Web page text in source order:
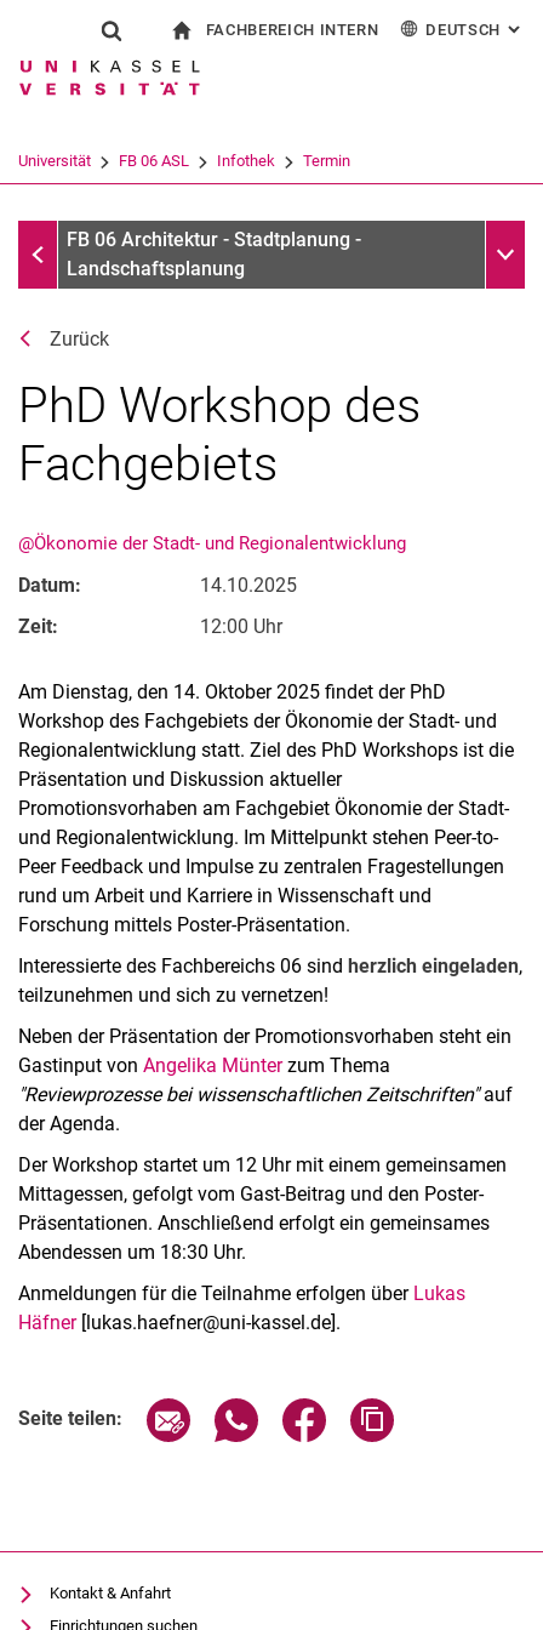
Springe direkt zu: Inhalt
Springe direkt zu: Suche
Springe direkt zu:
Suchformular
Suchbegriff
Suchen (öffnet externen Link in einem
FACHBEREICH INTERN DEUTSCH :
Universität FB 06 ASL Infothek Termin
InfothekFB 06 Architektur - Stadtplanung -
Landschaftsplanung
Kontakte
Newsletter
Stellenausschreibungen
Publikationen
Presse- und Öffentlichkeitsarbeit
Webredaktion
Webseite R:ein
Zurück
PhD Workshop des
Fachgebiets
@Ökonomie der Stadt- und Regionalentwicklung
Datum:
14.10.2025
Zeit:
12:00 Uhr
Am Dienstag, den 14. Oktober 2025 findet der PhD
Workshop des Fachgebiets der Ökonomie der Stadt- und
Regionalentwicklung statt. Ziel des PhD Workshops ist die
Präsentation und Diskussion aktueller
Promotionsvorhaben am Fachgebiet Ökonomie der Stadt-
und Regionalentwicklung. Im Mittelpunkt stehen Peer-to-
Peer Feedback und Impulse zu zentralen Fragestellungen
rund um Arbeit und Karriere in Wissenschaft und
Forschung mittels Poster-Präsentation.
Interessierte des Fachbereichs 06 sind herzlich eingeladen,
teilzunehmen und sich zu vernetzen!
Neben der Präsentation der Promotionsvorhaben steht ein
Gastinput von Angelika Münterzum Thema
"Reviewprozesse bei wissenschaftlichen Zeitschriften"auf
der Agenda.
Der Workshop startet um 12 Uhr mit einem gemeinsamen
Mittagessen, gefolgt vom Gast-Beitrag und den Poster-
Präsentationen. Anschließend erfolgt ein gemeinsames
Abendessen um 18:30 Uhr.
Anmeldungen für die Teilnahme erfolgen über Lukas
Häfner[lukas.haefner@uni-kassel.de].
Seite teilen: Seite über E-Mail teilen
Seite über WhatsApp teilen
Seite über Facebook
Kontakt & Anfahrt
Einrichtungen suchen